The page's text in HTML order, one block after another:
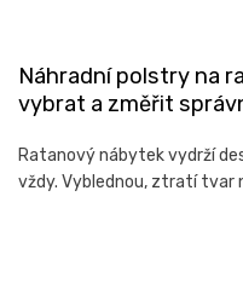
Náhradní polstry na
vybrat a změřit
Ratanový nábytek vydrží
vždy. Vyblednou, ztratí tvar